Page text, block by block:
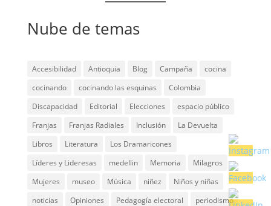
Nube de temas
Accesibilidad Antioquia Blog Campaña
cocina
cocinando
cocinando las esquinas
Colombia
Discapacidad
Editorial Elecciones
espacio público
Franjas
Franjas Radiales Inclusión
La Devuelta
Libros
Literatura
Los Dramaricones
Líderes y Lideresas
medellin Memoria
Milagros
Mujeres
museo Música niñez
Niños y niñas
noticias
Opiniones Pedagogía electoral
periodismo